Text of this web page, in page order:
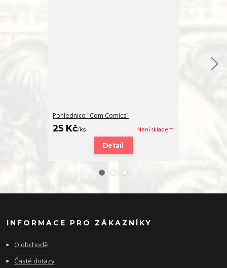
Pohlednice "Com Comics"
25 Kč/ks Není skladem
Detail
INFORMACE PRO ZÁKAZNÍKY
O obchodě
Časté dotazy